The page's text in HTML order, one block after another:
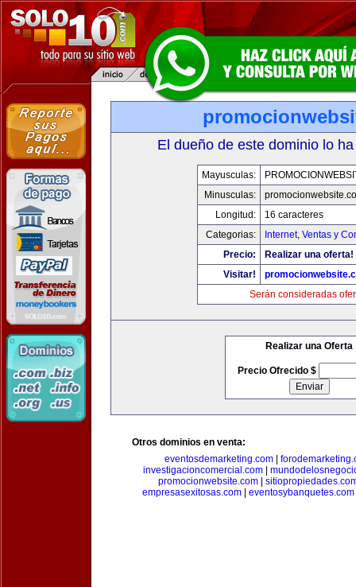
El dueño de este dominio lo
Mayusculas:
Minusculas:
Longitud:
16 caracteres
Categorias:
Internet, Ventas y
Precio:
Realizar una oferta!
Visitar!
Serán consideradas
Realizar una Oferta
Precio Ofrecido $
Otros dominios en venta:
eventosdemarketing.com|
investigacioncomercial.com
promocionwebsite.com
empresasexitosas.com
eventosybanquetes.com